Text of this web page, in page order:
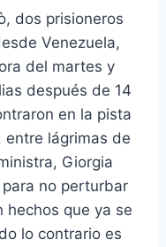
dos prisioneros
Venezuela,
del martes y
después de 14
en la pista
entre lágrimas de
Giorgia
no perturbar
hechos que ya se
lo contrario es